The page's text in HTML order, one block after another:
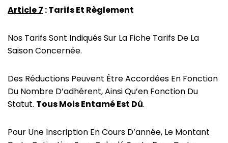
Article 7 : Tarifs Et Règlement
Nos Tarifs Sont Indiqués Sur La Fiche Tarifs De La
Saison Concernée.
Des Réductions Peuvent Être Accordées En Fonction
Du Nombre D’adhérent, Ainsi Qu’en Fonction Du
Statut. Tous Mois Entamé Est Dû.
Pour Une Inscription En Cours D’année, Le Montant